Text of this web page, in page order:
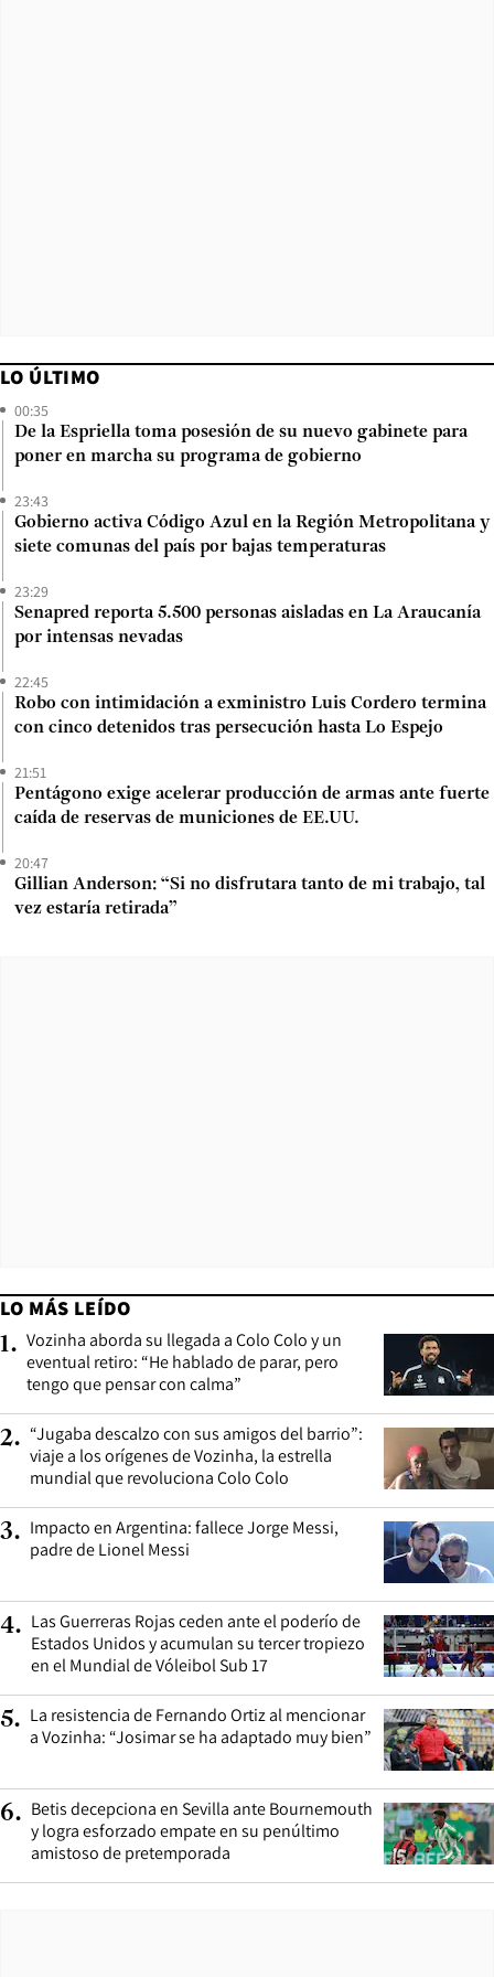
LO ÚLTIMO
00:35
De la Espriella toma posesión de su nuevo gabinete para
poner en marcha su programa de gobierno
23:43
Gobierno activa Código Azul en la Región Metropolitana y
siete comunas del país por bajas temperaturas
23:29
Senapred reporta 5.500 personas aisladas en La Araucanía
por intensas nevadas
22:45
Robo con intimidación a exministro Luis Cordero termina
con cinco detenidos tras persecución hasta Lo Espejo
21:51
Pentágono exige acelerar producción de armas ante fuerte
caída de reservas de municiones de EE.UU.
20:47
Gillian Anderson: “Si no disfrutara tanto de mi trabajo, tal
vez estaría retirada”
LO MÁS LEÍDO
1. Vozinha aborda su llegada a Colo Colo y un
eventual retiro: “He hablado de parar, pero
tengo que pensar con calma”
2. “Jugaba descalzo con sus amigos del barrio”:
viaje a los orígenes de Vozinha, la estrella
mundial que revoluciona Colo Colo
3. Impacto en Argentina: fallece Jorge Messi,
padre de Lionel Messi
4. Las Guerreras Rojas ceden ante el poderío de
Estados Unidos y acumulan su tercer tropiezo
en el Mundial de Vóleibol Sub 17
5. La resistencia de Fernando Ortiz al mencionar
a Vozinha: “Josimar se ha adaptado muy bien”
6. Betis decepciona en Sevilla ante Bournemouth
y logra esforzado empate en su penúltimo
amistoso de pretemporada